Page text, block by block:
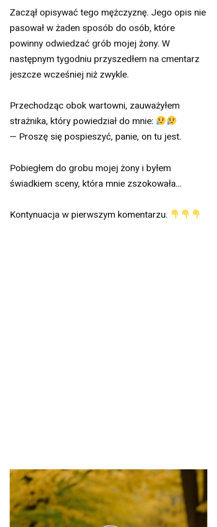
Zaczął opisywać tego mężczyznę. Jego opis nie
pasował w żaden sposób do osób, które
powinny odwiedzać grób mojej żony. W
następnym tygodniu przyszedłem na cmentarz
jeszcze wcześniej niż zwykle.
Przechodząc obok wartowni, zauważyłem
strażnika, który powiedział do mnie:
— Proszę się pospieszyć, panie, on tu jest.
Pobiegłem do grobu mojej żony i byłem
świadkiem sceny, która mnie zszokowała…
Kontynuacja w pierwszym komentarzu.